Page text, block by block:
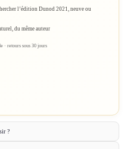
l’édition Dunod 2021, neuve ou
du même auteur
· retours sous 30 jours
?